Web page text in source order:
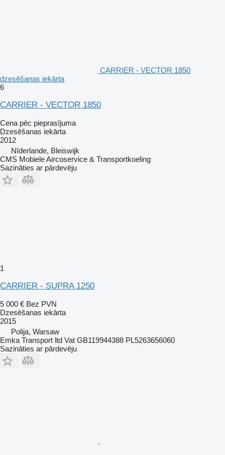
CARRIER - VECTOR 1850
dzesēšanas iekārta
6
CARRIER - VECTOR 1850
Cena pēc pieprasījuma
Dzesēšanas iekārta
2012
Nīderlande, Bleiswijk
CMS Mobiele Aircoservice & Transportkoeling
Sazināties ar pārdevēju
1
CARRIER - SUPRA 1250
5 000 € Bez PVN
Dzesēšanas iekārta
2015
Polija, Warsaw
Emka Transport ltd Vat GB119944388 PL5263656060
Sazināties ar pārdevēju